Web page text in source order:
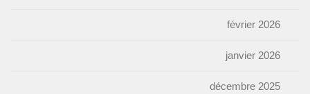
février 2026
janvier 2026
décembre 2025